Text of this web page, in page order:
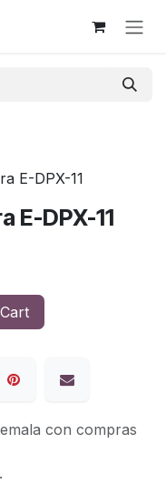
E-DPX-11
con compras